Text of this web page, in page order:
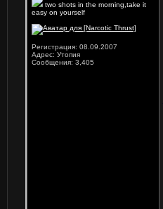
two shots in the morning,take it
easy on yourself
Регистрация: 08.09.2007
Адрес: Утопия
Сообщения: 3,405